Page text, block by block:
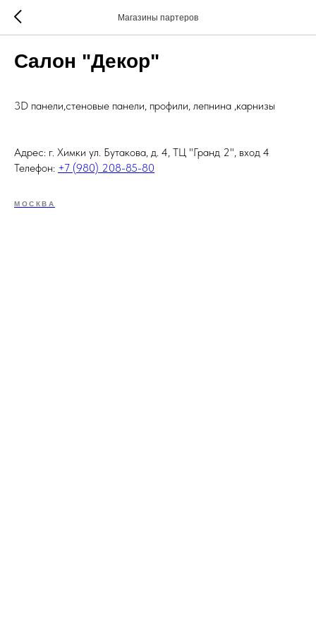
Магазины партеров
Салон "Декор"
3D панели,стеновые панели, профили, лепнина ,карнизы
Адрес: г. Химки ул. Бутакова, д. 4, ТЦ "Гранд 2", вход 4
Телефон: +7 (980) 208-85-80
МОСКВА